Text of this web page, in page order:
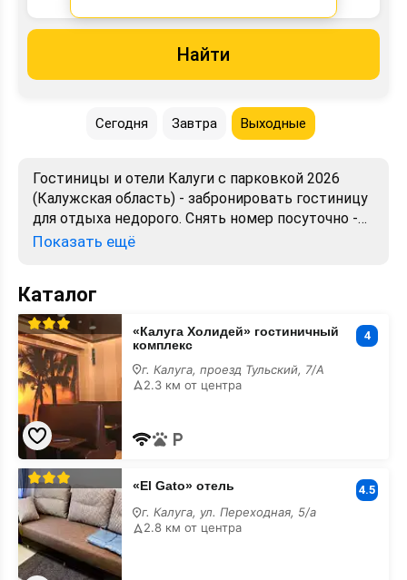
Найти
Сегодня Завтра Выходные
Гостиницы и отели Калуги с парковкой 2026
(Калужская область) - забронировать гостиницу
для отдыха недорого. Снять номер посуточно -
отели в Калуге. Лучшие цены, отзывы, фото,
выбор.
Показать ещё
Каталог
«Калуга
Холидей»
гостиничный
комплекс
с
парковкой
«Калуга Холидей» гостиничный
комплекс
4
г. Калуга, проезд Тульский, 7/А
2.3 км от центра
«El
Gato»
отель
с
парковкой
«El Gato» отель 4.5
г. Калуга, ул. Переходная, 5/а
2.8 км от центра